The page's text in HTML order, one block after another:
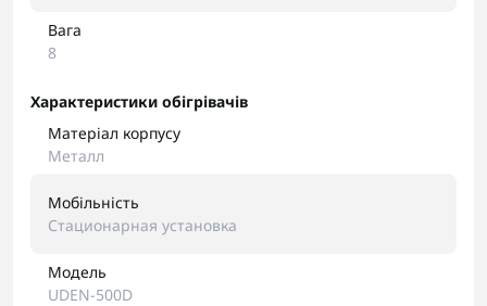
Вага
8
Характеристики обігрівачів
Матеріал корпусу
Металл
Мобільність
Стационарная установка
Модель
UDEN-500D